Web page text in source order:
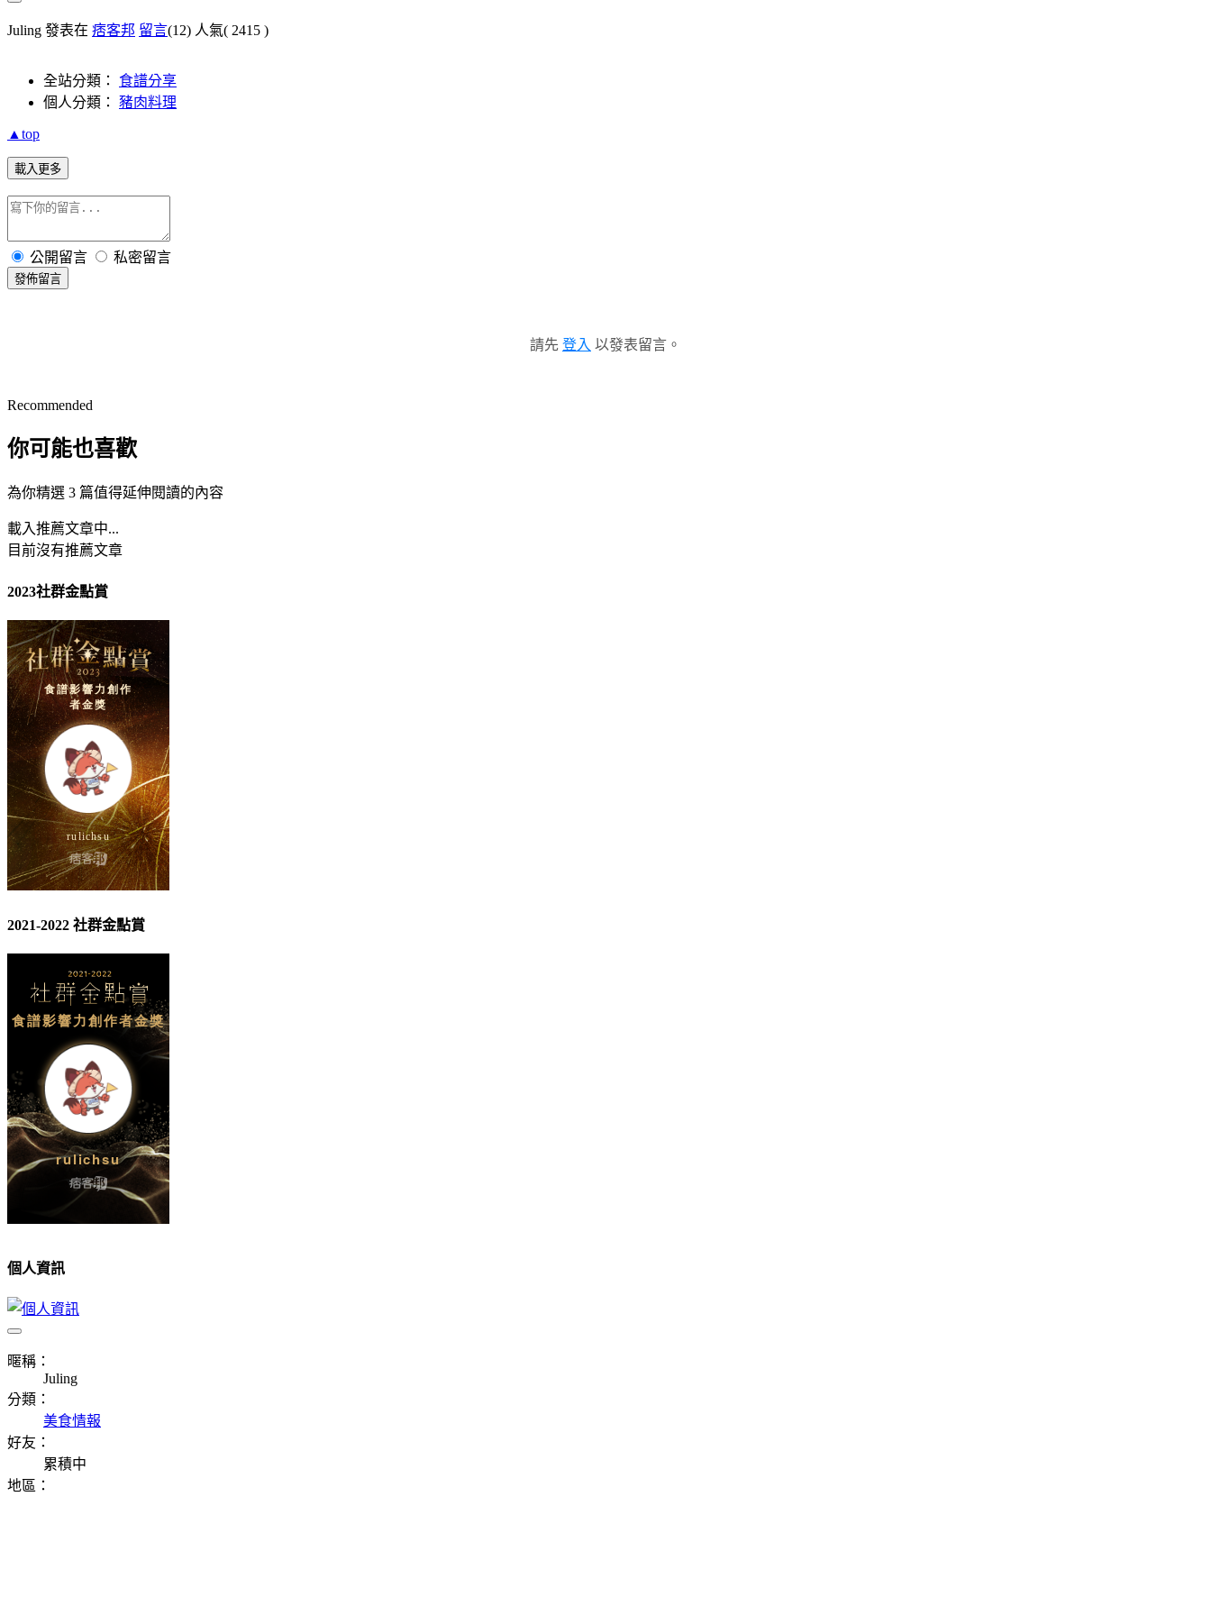
Juling 發表在 痞客邦 留言(12) 人氣( 2415 )
全站分類： 食譜分享
個人分類： 豬肉料理
▲top
載入更多
公開留言 私密留言
發佈留言
請先 登入 以發表留言。
Recommended
你可能也喜歡
為你精選 3 篇值得延伸閱讀的內容
載入推薦文章中...
目前沒有推薦文章
2023社群金點賞
2021-2022 社群金點賞
個人資訊
暱稱：
Juling
分類：
美食情報
好友：
累積中
地區：